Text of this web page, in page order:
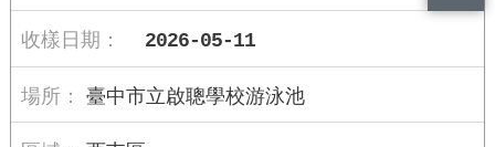
2026-05-11
臺中市立啟聰學校游泳池